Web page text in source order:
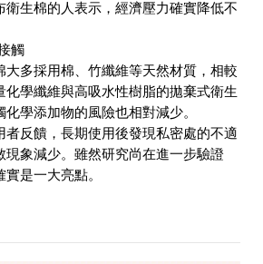
衛生棉的人表示，經濟壓力確實降低不
觸
大多採用棉、竹纖維等天然材質，相較
化學纖維與高吸水性樹脂的拋棄式衛生
化學添加物的風險也相對減少。
者反饋，長期使用後發現私密處的不適
現象減少。雖然研究尚在進一步驗證
實是一大亮點。